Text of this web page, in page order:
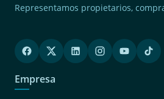
Representamos propietarios,
Empresa